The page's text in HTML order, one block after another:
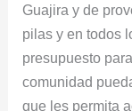
Guajira y de
pilas y en todos
presupuesto
comunidad
que les permita